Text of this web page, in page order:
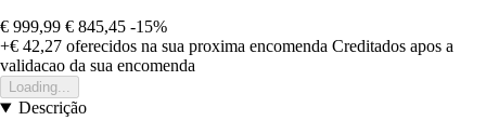
€ 999,99 € 845,45 -15%
+€ 42,27 oferecidos na sua proxima encomenda Creditados apos a
validacao da sua encomenda
Loading...
Descrição